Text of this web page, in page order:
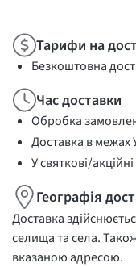
Тарифи на
Безкоштовна
Час доставки
Обробка
Доставка в межах
У святкові/
Географія
Доставка
селища та села.
вказаною адресою.